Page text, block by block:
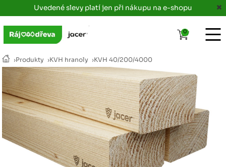
Uvedené slevy platí jen při nákupu na e-shopu
›Produkty ›KVH hranoly ›KVH 40/200/4000
0